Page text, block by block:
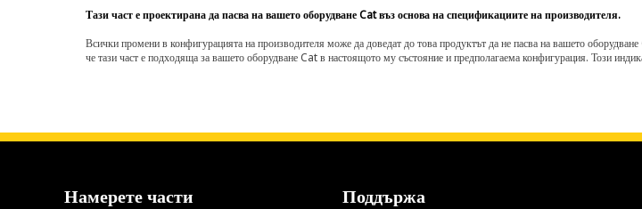
Тази част е проектирана да пасва на вашето оборудване Cat въз основа на спецификациите на производителя.
Всички промени в конфигурацията на производителя може да доведат до това продуктът да не пасва на вашето
че тази част е подходяща за вашето оборудване Cat в настоящото му състояние и предполагаема конфигурация. Този
Намерете части Поддържа